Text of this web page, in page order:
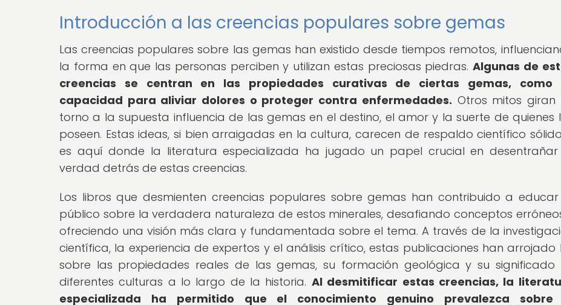
Introducción a las creencias populares sobre gemas
Las creencias populares sobre las gemas han existido desde tiempos remotos,
la forma en que las personas perciben y utilizan estas preciosas piedras.Algunas de
creencias se centran en las propiedades curativas de ciertas gemas, como
capacidad para aliviar dolores o proteger contra enfermedades. Otros mitos giran
torno a la supuesta influencia de las gemas en el destino, el amor y la suerte de quienes
poseen. Estas ideas, si bien arraigadas en la cultura, carecen de respaldo científico
es aquí donde la literatura especializada ha jugado un papel crucial en
verdad detrás de estas creencias.
Los libros que desmienten creencias populares sobre gemas han contribuido a
público sobre la verdadera naturaleza de estos minerales, desafiando conceptos
ofreciendo una visión más clara y fundamentada sobre el tema. A través de la
científica, la experiencia de expertos y el análisis crítico, estas publicaciones han arrojado
sobre las propiedades reales de las gemas, su formación geológica y su significado
diferentes culturas a lo largo de la historia. Al desmitificar estas creencias, la
especializada ha permitido que el conocimiento genuino prevalezca sobre